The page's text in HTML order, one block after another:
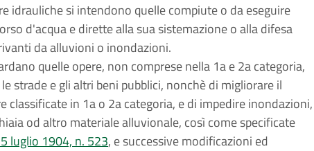
idrauliche si intendono quelle compiute o da eseguire
d'acqua e dirette alla sua sistemazione o alla difesa
da alluvioni o inondazioni.
quelle opere, non comprese nella 1a e 2a categoria,
strade e gli altri beni pubblici, nonchè di migliorare il
classificate in 1a o 2a categoria, e di impedire inondazioni,
od altro materiale alluvionale, così come specificate
luglio 1904, n. 523, e successive modificazioni ed